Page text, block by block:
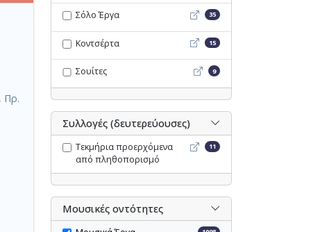
Πρ.
Σόλο Έργα Σόλο Έργα - Opac
35
Κοντσέρτα Κοντσέρτα - Opac
15
Σουίτες Σουίτες - Opac
9
Συλλογές (δευτερεύουσες)
Τεκμήρια προερχόμενα
από πληθοπορισμό
Τεκμήρια προερχόμενα
11
Μουσικές οντότητες